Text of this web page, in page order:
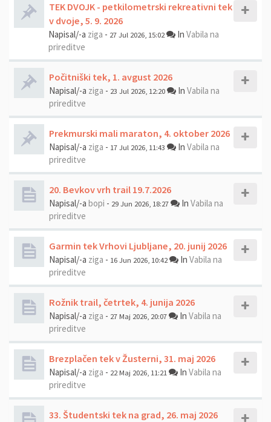
TEK DVOJK - petkilometrski rekreativni tek
v dvoje, 5. 9. 2026
Napisal/-a ziga - 27 Jul 2026, 15:02 In Vabila na
prireditve
Počitniški tek, 1. avgust 2026
Napisal/-a ziga - 23 Jul 2026, 12:20 In Vabila na
prireditve
Prekmurski mali maraton, 4. oktober 2026
Napisal/-a ziga - 17 Jul 2026, 11:43 In Vabila na
prireditve
20. Bevkov vrh trail 19.7.2026
Napisal/-a bopi - 29 Jun 2026, 18:27 In Vabila na
prireditve
Garmin tek Vrhovi Ljubljane, 20. junij 2026
Napisal/-a ziga - 16 Jun 2026, 10:42 In Vabila na
prireditve
Rožnik trail, četrtek, 4. junija 2026
Napisal/-a ziga - 27 Maj 2026, 20:07 In Vabila na
prireditve
Brezplačen tek v Žusterni, 31. maj 2026
Napisal/-a ziga - 22 Maj 2026, 11:21 In Vabila na
prireditve
33. Študentski tek na grad, 26. maj 2026